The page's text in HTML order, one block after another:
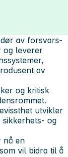
av forsvars-
og leverer
av
og kritisk
utvikler
og
nå en
som vil bidra til å